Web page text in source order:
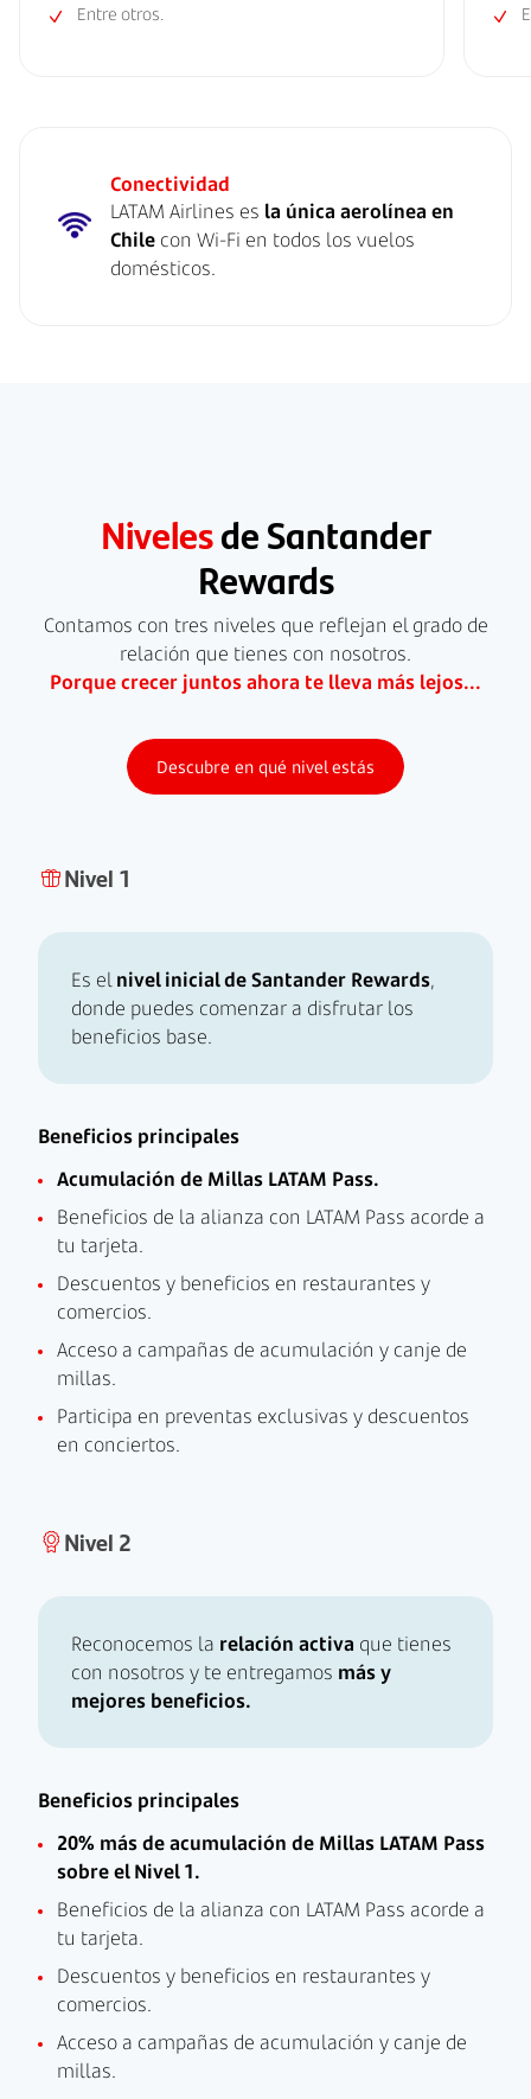
Entre otros.
Conectividad
LATAM Airlines es la única aerolínea en
Chilecon Wi-Fi en todos los vuelos
domésticos.
Nivelesde Santander
Rewards
Contamos con tres niveles que reflejan el grado de
relación que tienes con nosotros.
Porque crecer juntos ahora te lleva más lejos...
Descubre en qué nivel estás
Nivel 1
Es elnivel inicial de Santander Rewards,
donde puedes comenzar a disfrutar los
beneficios base.
Beneficios principales
Acumulación de Millas LATAM Pass.
Beneficios de la alianza con LATAM Pass acorde a
tu tarjeta.
Descuentos y beneficios en restaurantes y
comercios.
Acceso a campañas de acumulación y canje de
millas.
Participa en preventas exclusivas y descuentos
en conciertos.
Nivel 2
Reconocemos la relación activa que tienes
con nosotros y te entregamos más y
mejores beneficios.
Beneficios principales
20% más de acumulación de Millas LATAM Pass
sobre el Nivel 1.
Beneficios de la alianza con LATAM Pass acorde a
tu tarjeta.
Descuentos y beneficios en restaurantes y
comercios.
Acceso a campañas de acumulación y canje de
millas.